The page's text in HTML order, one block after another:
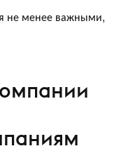
не менее важными,